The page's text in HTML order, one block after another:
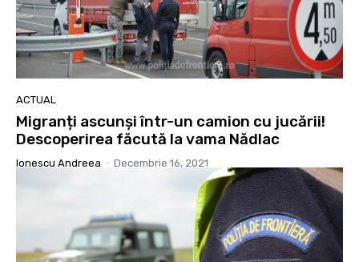
ACTUAL
Migranți ascunşi într-un camion cu jucării!
Descoperirea făcută la vama Nădlac
Ionescu Andreea - Decembrie 16, 2021